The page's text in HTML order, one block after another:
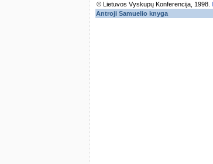
© Lietuvos Vyskupų Konferencija, 1998.
Antroji Samuelio knyga